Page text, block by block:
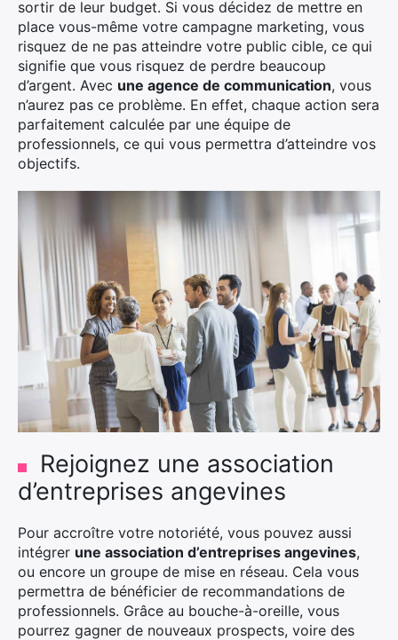
sortir de leur budget. Si vous décidez de mettre en
place vous-même votre campagne marketing, vous
risquez de ne pas atteindre votre public cible, ce qui
signifie que vous risquez de perdre beaucoup
d’argent. Avec une agence de communication, vous
n’aurez pas ce problème. En effet, chaque action sera
parfaitement calculée par une équipe de
professionnels, ce qui vous permettra d’atteindre vos
objectifs.
Rejoignez une association
d’entreprises angevines
Pour accroître votre notoriété, vous pouvez aussi
intégrer une association d’entreprises angevines,
ou encore un groupe de mise en réseau. Cela vous
permettra de bénéficier de recommandations de
professionnels. Grâce au bouche-à-oreille, vous
pourrez gagner de nouveaux prospects, voire des
×
Rechercher